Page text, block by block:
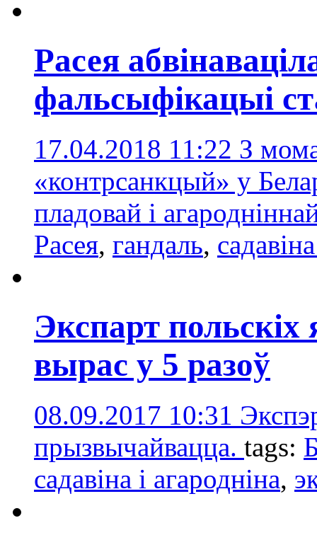
Расея
фальсыфікацыі
17.04.2018 11:22 З
«контрсанкцый» у
пладовай і
Расея, гандаль,
Экспарт
вырас у 5 разоў
08.09.2017 10:31
прызвычайвацца. tags:
садавіна і агародніна,